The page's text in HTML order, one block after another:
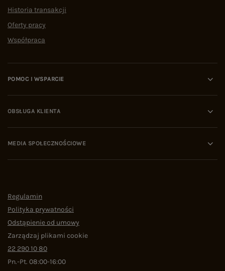
Historia transakcji
Oferty pracy
Współpraca
POMOC I WSPARCIE
OBSŁUGA KLIENTA
MEDIA SPOŁECZNOŚCIOWE
Regulamin
Polityka prywatności
Odstąpienie od umowy
Zarządzaj plikami cookie
22 290 10 80
Pn.-Pt. 08:00-16:00